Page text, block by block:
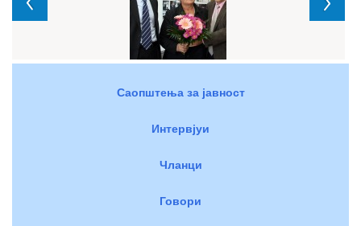
Саопштења за јавност
Интервјуи
Чланци
Говори